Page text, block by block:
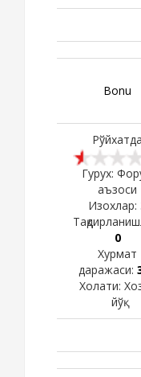
Bоnu
Рўйхатда
Гурух:
аъзоси
Изохлар:
0
Хурмат
даражаси:
Холати:
йўқ